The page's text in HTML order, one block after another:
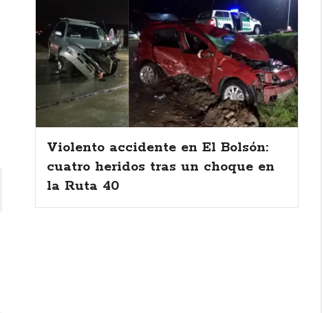
Violento accidente en El Bolsón:
cuatro heridos tras un choque en
la Ruta 40